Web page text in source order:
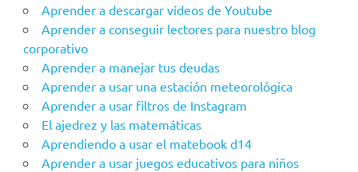
Aprender a descargar vídeos de Youtube
Aprender a conseguir lectores para nuestro blog
corporativo
Aprender a manejar tus deudas
Aprender a usar una estación meteorológica
Aprender a usar filtros de Instagram
El ajedrez y las matemáticas
Aprendiendo a usar el matebook d14
Aprender a usar juegos educativos para niños